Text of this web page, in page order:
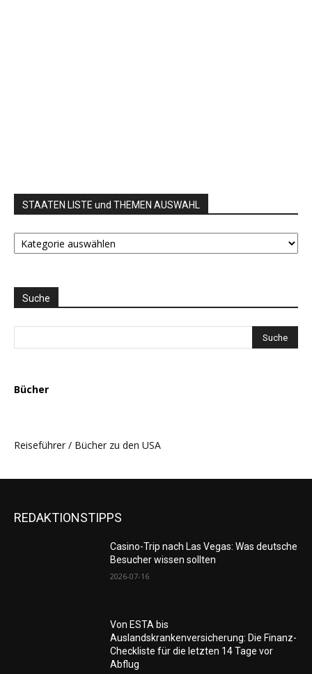
STAATEN LISTE und THEMEN AUSWAHL
STAATEN
LISTE
AUSWAHL
Suche
Bücher
Reiseführer / Bücher zu den USA
REDAKTIONSTIPPS
Casino-Trip nach Las Vegas: Was deutsche
Besucher wissen sollten
2026-07-16
Von ESTA bis
Auslandskrankenversicherung: Die Finanz-
Checkliste für die letzten 14 Tage vor
Abflug